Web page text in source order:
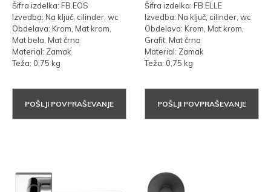
Šifra izdelka: FB.EOS
Izvedba: Na ključ, cilinder, wc
Obdelava: Krom, Mat krom,
Mat bela, Mat črna
Material: Zamak
Teža: 0,75 kg
POŠLJI POVPRAŠEVANJE
Šifra izdelka: FB.ELLE
Izvedba: Na ključ, cilinder, wc
Obdelava: Krom, Mat krom,
Grafit, Mat črna
Material: Zamak
Teža: 0,75 kg
POŠLJI POVPRAŠEVANJE